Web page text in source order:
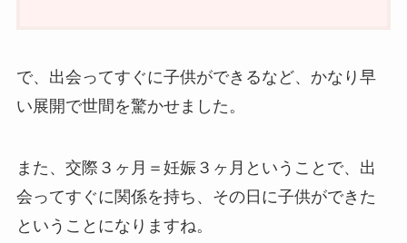
で、出会ってすぐに子供ができるなど、かなり早
い展開で世間を驚かせました。
また、交際３ヶ月＝妊娠３ヶ月ということで、出
会ってすぐに関係を持ち、その日に子供ができた
ということになりますね。